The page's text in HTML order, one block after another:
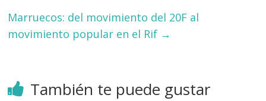
Marruecos: del movimiento del 20F al
movimiento popular en el Rif →
También te puede gustar